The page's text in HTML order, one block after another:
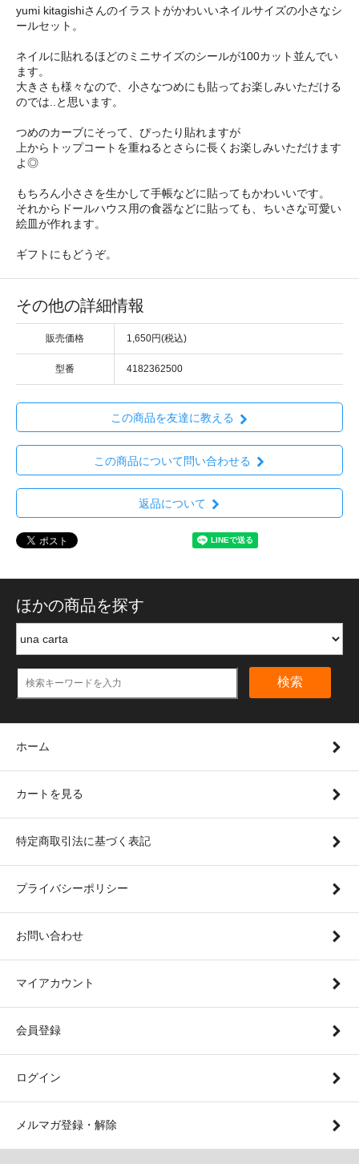
yumi kitagishiさんのイラストがかわいいネイルサイズの小さなシ
ールセット。
ネイルに貼れるほどのミニサイズのシールが100カット並んでい
ます。
大きさも様々なので、小さなつめにも貼ってお楽しみいただける
のでは..と思います。
つめのカーブにそって、ぴったり貼れますが
上からトップコートを重ねるとさらに長くお楽しみいただけます
よ◎
もちろん小ささを生かして手帳などに貼ってもかわいいです。
それからドールハウス用の食器などに貼っても、ちいさな可愛い
絵皿が作れます。
ギフトにもどうぞ。
その他の詳細情報
販売価格 1,650円(税込)
型番 4182362500
この商品を友達に教える
この商品について問い合わせる
返品について
ほかの商品を探す
検索
ホーム
カートを見る
特定商取引法に基づく表記
プライバシーポリシー
お問い合わせ
マイアカウント
会員登録
ログイン
メルマガ登録・解除